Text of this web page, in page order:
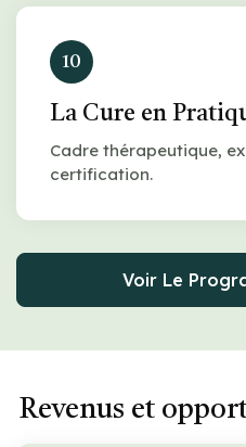
10
La Cure en
Cadre thérapeutique,
certification.
Voir Le
Revenus et